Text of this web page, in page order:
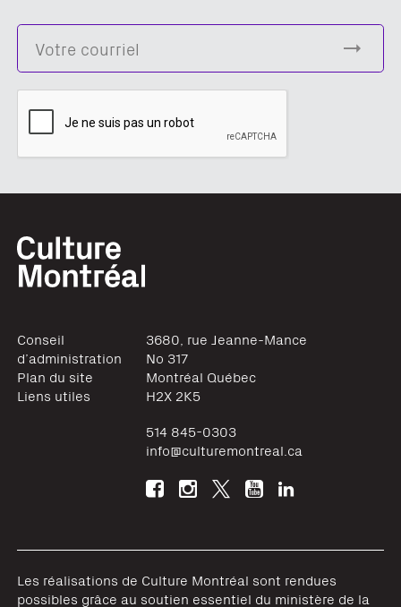
Conseil
d’administration
Plan du site
Liens utiles
3680, rue Jeanne-Mance
No 317
Montréal Québec
H2X 2K5
514 845-0303
info@culturemontreal.ca
Les réalisations de Culture Montréal sont rendues
possibles grâce au soutien essentiel du ministère de la